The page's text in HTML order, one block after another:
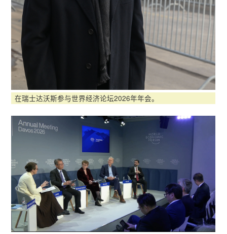
在瑞士达沃斯参与世界经济论坛2026年年会。